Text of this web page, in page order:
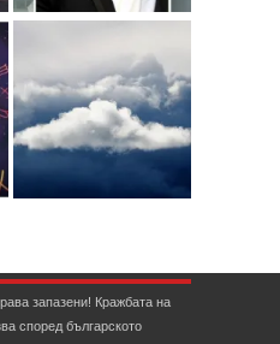
запазени! Кражбата на
според българското